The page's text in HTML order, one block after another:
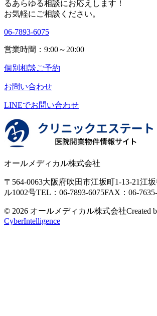
るあらゆる相談にお応えします！
お気軽にご相談ください。
06-7893-6075
営業時間：9:00～20:00
個別相談ご予約
お問い合わせ
LINEでお問い合わせ
オールメディカル株式会社
〒564-0063大阪府吹田市江坂町1-13-21江
ル1002号TEL：06-7893-6075FAX：06-
© 2026 オールメディカル株式会社Created
CyberIntelligence